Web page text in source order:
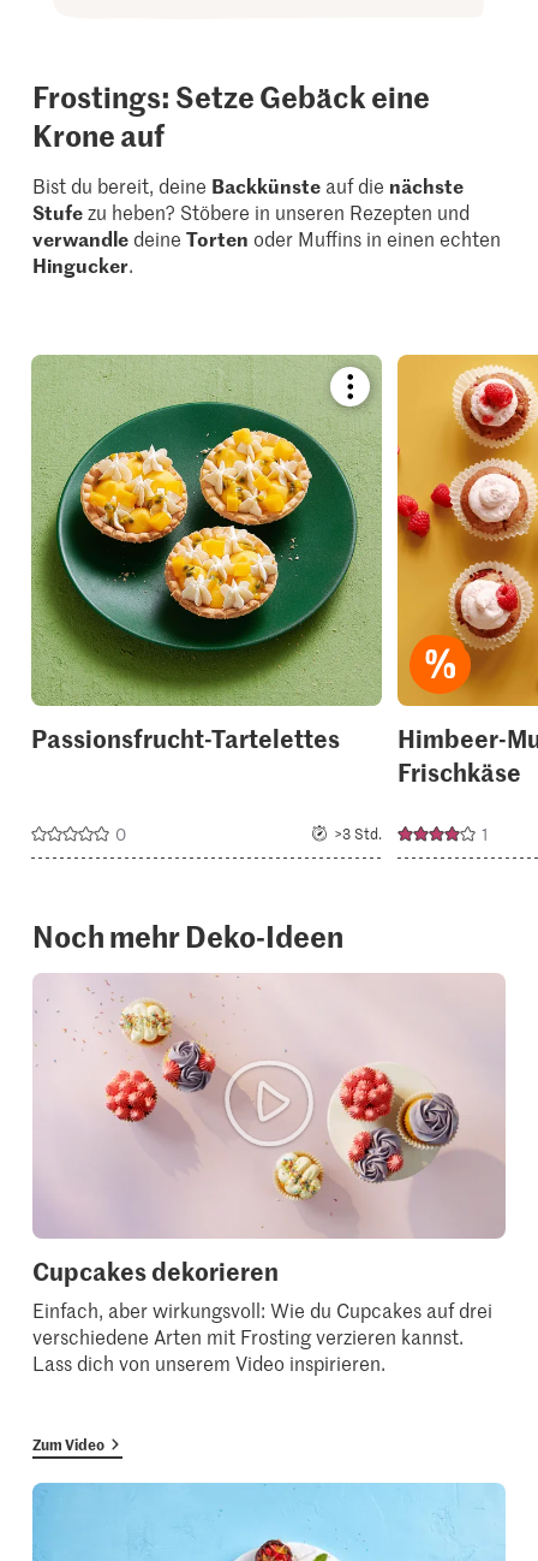
Frostings: Setze Gebäck eine
Krone auf
Bist du bereit, deine Backkünste auf die nächste
Stufezu heben? Stöbere in unseren Rezepten und
verwandle deineTorten oder Muffins in einen echten
Hingucker.
Bookmark
recipe
or
add
it
to
your
collections.
Passionsfrucht-Tartelettes
0 >3 Std.
Himbeer-
Frischkäse
1
Noch mehr Deko-Ideen
Cupcakes dekorieren
Einfach, aber wirkungsvoll: Wie du Cupcakes auf drei
verschiedene Arten mit Frosting verzieren kannst.
Lass dich von unserem Video inspirieren.
Zum Video